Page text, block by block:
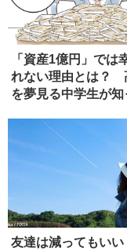
「資産1億円」では
れない理由とは？
を夢見る中学生が知
友達は減ってもい